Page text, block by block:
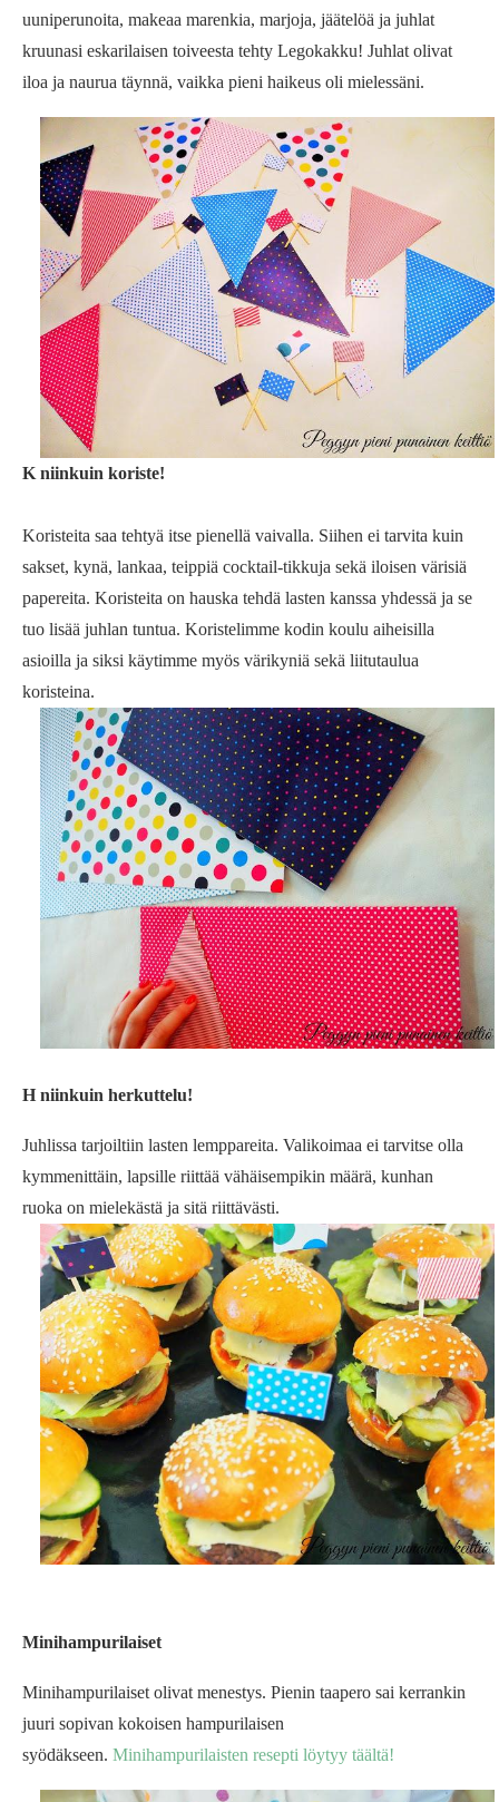
uuniperunoita, makeaa marenkia, marjoja, jäätelöä ja juhlat
kruunasi eskarilaisen toiveesta tehty Legokakku! Juhlat olivat
iloa ja naurua täynnä, vaikka pieni haikeus oli mielessäni.
K niinkuin koriste!
Koristeita saa tehtyä itse pienellä vaivalla. Siihen ei tarvita kuin
sakset, kynä, lankaa, teippiä cocktail-tikkuja sekä iloisen värisiä
papereita. Koristeita on hauska tehdä lasten kanssa yhdessä ja se
tuo lisää juhlan tuntua. Koristelimme kodin koulu aiheisilla
asioilla ja siksi käytimme myös värikyniä sekä liitutaulua
koristeina.
H niinkuin herkuttelu!
Juhlissa tarjoiltiin lasten lemppareita. Valikoimaa ei tarvitse olla
kymmenittäin, lapsille riittää vähäisempikin määrä, kunhan
ruoka on mielekästä ja sitä riittävästi.
Minihampurilaiset
Minihampurilaiset olivat menestys. Pienin taapero sai kerrankin
juuri sopivan kokoisen hampurilaisen
syödäkseen. Minihampurilaisten resepti löytyy täältä!